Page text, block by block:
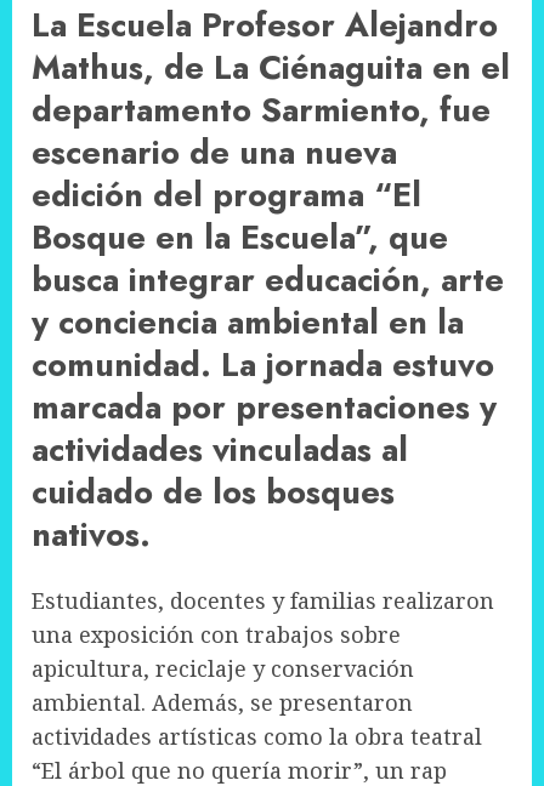
La Escuela Profesor Alejandro
Mathus, de La Ciénaguita en el
departamento Sarmiento, fue
escenario de una nueva
edición del programa “El
Bosque en la Escuela”, que
busca integrar educación, arte
y conciencia ambiental en la
comunidad. La jornada estuvo
marcada por presentaciones y
actividades vinculadas al
cuidado de los bosques
nativos.
Estudiantes, docentes y familias realizaron
una exposición con trabajos sobre
apicultura, reciclaje y conservación
ambiental. Además, se presentaron
actividades artísticas como la obra teatral
“El árbol que no quería morir”, un rap